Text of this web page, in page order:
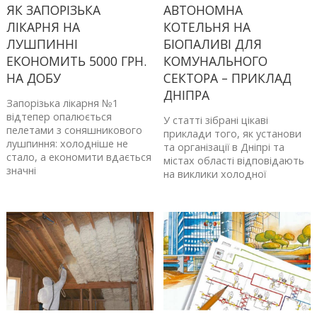
ЯК ЗАПОРІЗЬКА
ЛІКАРНЯ НА
ЛУШПИННІ
ЕКОНОМИТЬ 5000 ГРН.
НА ДОБУ
Запорізька лікарня №1
відтепер опалюється
пелетами з соняшникового
лушпиння: холодніше не
стало, а економити вдається
значні
АВТОНОМНА
КОТЕЛЬНЯ НА
БІОПАЛИВІ ДЛЯ
КОМУНАЛЬНОГО
СЕКТОРА – ПРИКЛАД
ДНІПРА
У статті зібрані цікаві
приклади того, як установи
та організації в Дніпрі та
містах області відповідають
на виклики холодної